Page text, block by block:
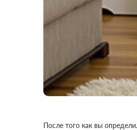
После того как вы